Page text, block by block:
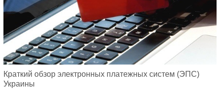
Краткий обзор электронных платежных систем (ЭПС)
Украины